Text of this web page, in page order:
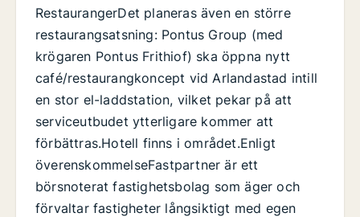
RestaurangerDet planeras även en större
restaurangsatsning: Pontus Group (med
krögaren Pontus Frithiof) ska öppna nytt
café/restaurangkoncept vid Arlandastad intill
en stor el-laddstation, vilket pekar på att
serviceutbudet ytterligare kommer att
förbättras.Hotell finns i området.Enligt
överenskommelseFastpartner är ett
börsnoterat fastighetsbolag som äger och
förvaltar fastigheter långsiktigt med egen